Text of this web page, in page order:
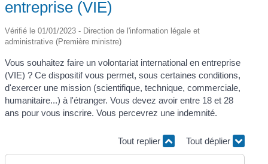
entreprise (VIE)
Vérifié le 01/01/2023 - Direction de l'information légale et
administrative (Première ministre)
Vous souhaitez faire un volontariat international en entreprise
(VIE) ? Ce dispositif vous permet, sous certaines conditions,
d'exercer une mission (scientifique, technique, commerciale,
humanitaire...) à l'étranger. Vous devez avoir entre 18 et 28
ans pour vous inscrire. Vous percevrez une indemnité.
Tout replier Tout déplier